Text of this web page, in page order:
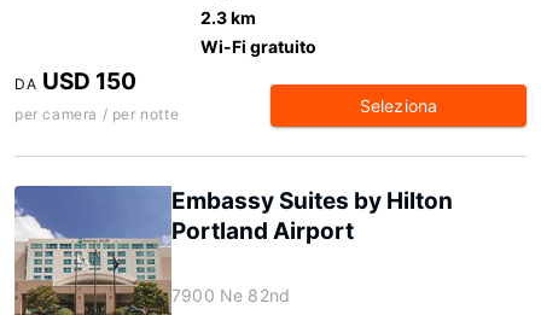
2.3 km
Wi-Fi gratuito
DA USD 150
per camera / per notte Seleziona
Embassy Suites by Hilton
Portland Airport
7900 Ne 82nd